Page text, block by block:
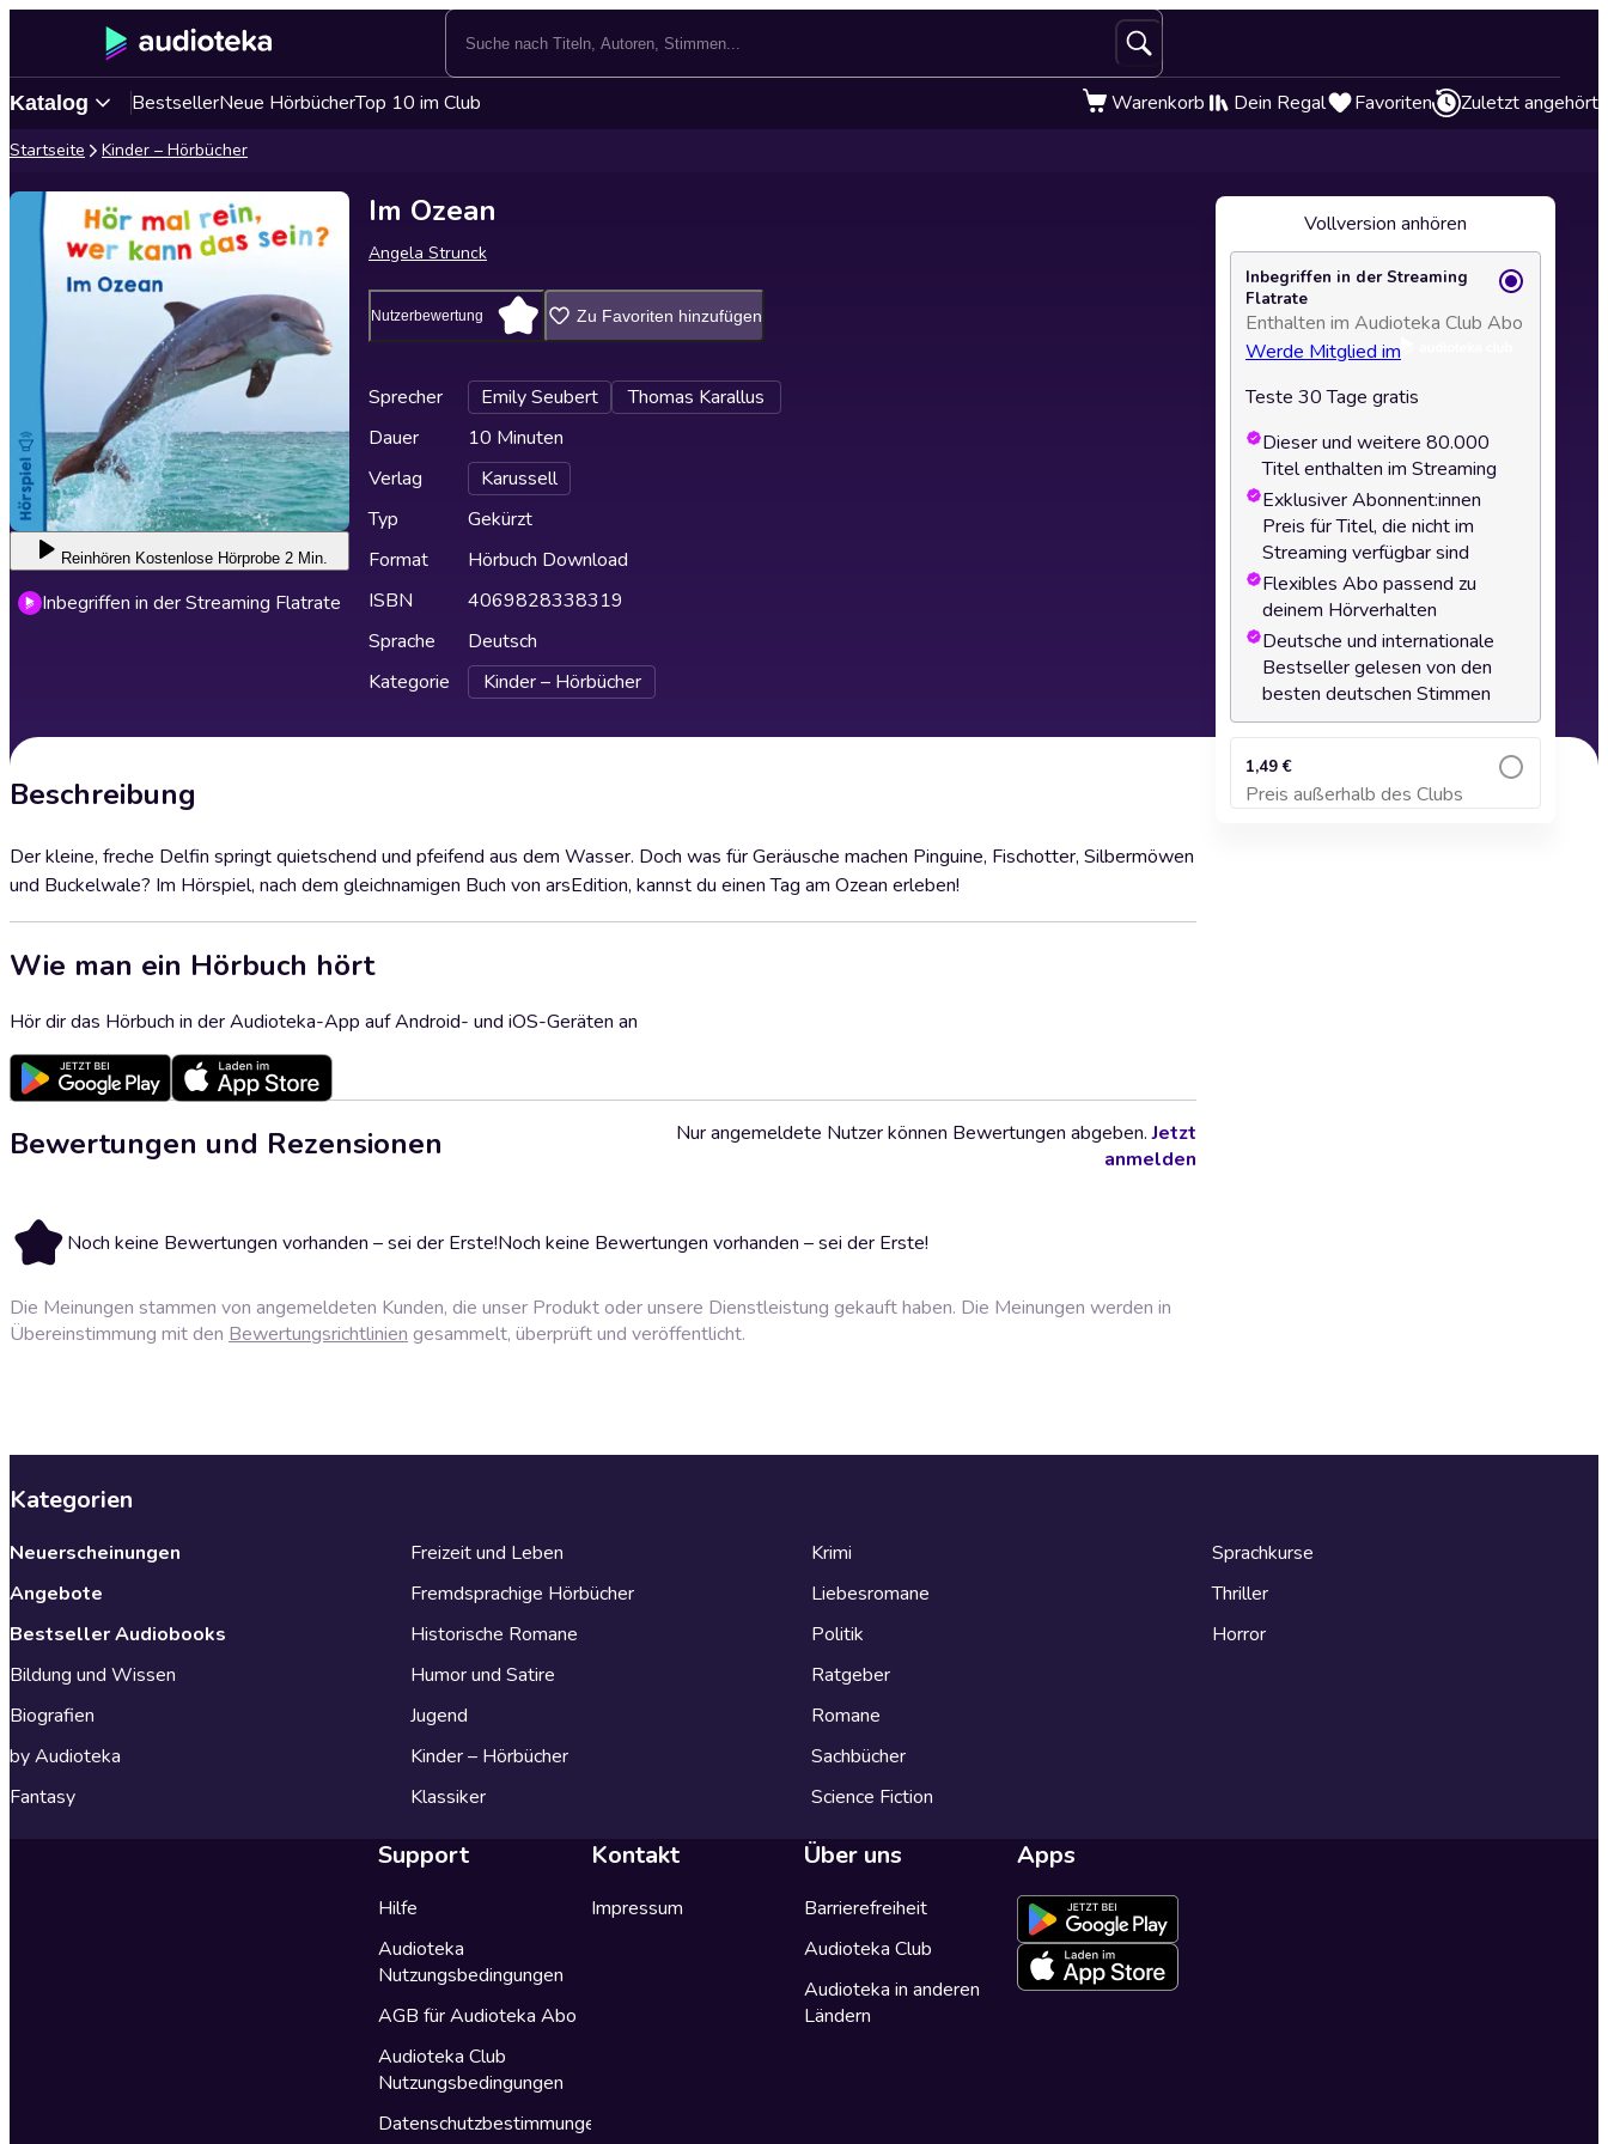
Katalog BestsellerNeue HörbücherTop 10 im Club Warenkorb Dein Regal Favoriten Zuletzt angehört
Startseite Kinder – Hörbücher
Reinhören Kostenlose Hörprobe 2 Min.
Inbegriffen in der Streaming Flatrate
Im Ozean
Angela Strunck
Nutzerbewertung Zu Favoriten hinzufügen
Sprecher Emily Seubert
Thomas Karallus
Dauer
10 Minuten
Verlag
Karussell
Typ
Gekürzt
Format
Hörbuch Download
ISBN
4069828338319
Sprache
Deutsch
Kategorie
Kinder – Hörbücher
Beschreibung
Der kleine, freche Delfin springt quietschend und pfeifend aus dem Wasser. Doch was für Geräusche machen Pinguine, Fischotter, Silbermöwen
und Buckelwale? Im Hörspiel, nach dem gleichnamigen Buch von arsEdition, kannst du einen Tag am Ozean erleben!
Wie man ein Hörbuch hört
Hör dir das Hörbuch in der Audioteka-App auf Android- und iOS-Geräten an
Bewertungen und Rezensionen
Noch keine Bewertungen vorhanden – sei der Erste!Noch keine Bewertungen vorhanden – sei der Erste!
Nur angemeldete Nutzer können Bewertungen abgeben.Jetzt
anmelden
Die Meinungen stammen von angemeldeten Kunden, die unser Produkt oder unsere Dienstleistung gekauft haben. Die Meinungen werden in
Übereinstimmung mit den Bewertungsrichtlinien gesammelt, überprüft und veröffentlicht.
Vollversion anhören
Inbegriffen in der Streaming
Flatrate
Enthalten im Audioteka Club Abo
Werde Mitglied im
Teste 30 Tage gratis
Dieser und weitere 80.000
Titel enthalten im Streaming
Exklusiver Abonnent:innen
Preis für Titel, die nicht im
Streaming verfügbar sind
Flexibles Abo passend zu
deinem Hörverhalten
Deutsche und internationale
Bestseller gelesen von den
besten deutschen Stimmen
1,49 €
Preis außerhalb des Clubs
Zum Warenkorb hinzufügen
Kategorien
Neuerscheinungen
Angebote
Bestseller Audiobooks
Bildung und Wissen
Biografien
by Audioteka
Fantasy
Freizeit und Leben
Fremdsprachige Hörbücher
Historische Romane
Humor und Satire
Jugend
Kinder – Hörbücher
Klassiker
Krimi
Liebesromane
Politik
Ratgeber
Romane
Sachbücher
Science Fiction
Sprachkurse
Thriller
Horror
Support
Hilfe
Audioteka
Nutzungsbedingungen
AGB für Audioteka Abo
Audioteka Club
Nutzungsbedingungen
Datenschutzbestimmungen
Kontakt
Impressum
Über uns
Barrierefreiheit
Audioteka Club
Audioteka in anderen
Ländern
Apps